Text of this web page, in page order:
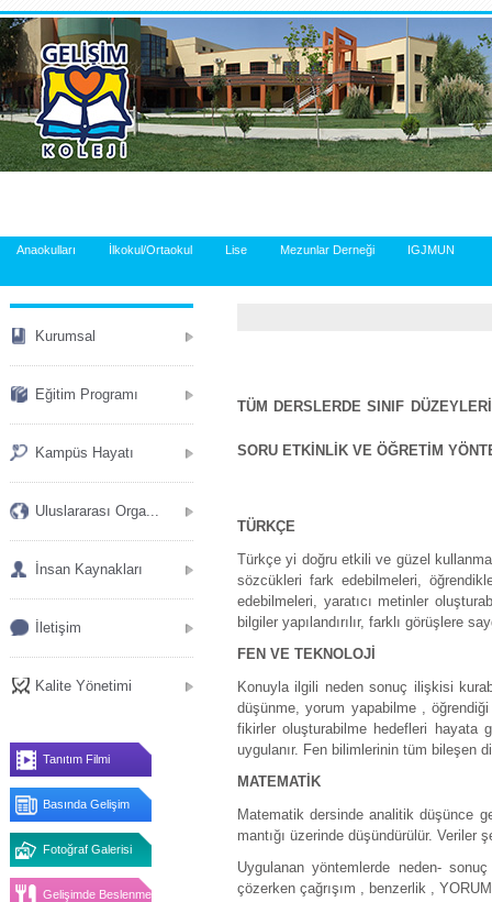
.
Anaokulları İlkokul/Ortaokul Lise Mezunlar Derneği IGJMUN
Kurumsal
Eğitim Programı
Kampüs Hayatı
Uluslararası Orga...
İnsan Kaynakları
İletişim
Kalite Yönetimi
Tanıtım Filmi
Basında Gelişim
Fotoğraf Galerisi
Gelişimde Beslenme
TÜM DERSLERDE SINIF
SORU ETKİNLİK VE ÖĞRETİM
TÜRKÇE
Türkçe yi doğru etkili ve güzel
sözcükleri fark edebilmeleri,
edebilmeleri, yaratıcı metinler
bilgiler yapılandırılır, farklı görüşlere
FEN VE TEKNOLOJİ
Konuyla ilgili neden sonuç ilişkisi
düşünme, yorum yapabilme ,
fikirler oluşturabilme hedefleri hayata
uygulanır. Fen bilimlerinin tüm bileşen
MATEMATİK
Matematik dersinde analitik düşünce
mantığı üzerinde düşündürülür.
Uygulanan yöntemlerde neden-
çözerken çağrışım , benzerlik ,